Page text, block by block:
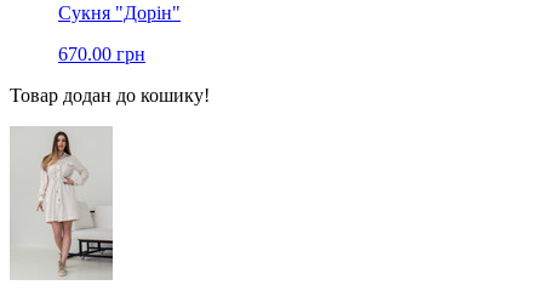
Сукня "Дорін"
670.00 грн
Товар додан до кошику!